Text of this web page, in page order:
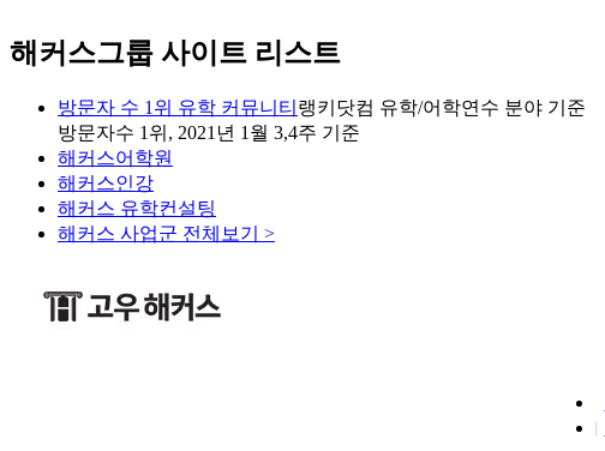
해커스그룹 사이트 리스트
방문자 수 1위 유학 커뮤니티 랭키닷컴 유학/어학연수 분야 기준
방문자수 1위, 2021년 1월 3,4주 기준
해커스어학원
해커스인강
해커스 유학컨설팅
해커스 사업군 전체보기 >